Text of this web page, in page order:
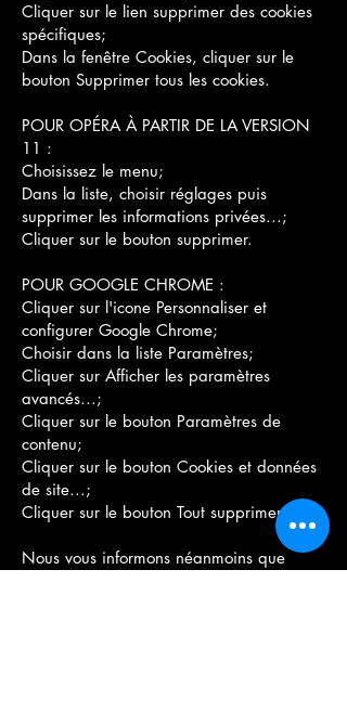
Cliquer sur le lien supprimer des cookies
spécifiques;
Dans la fenêtre Cookies, cliquer sur le
bouton Supprimer tous les cookies.
POUR OPÉRA À PARTIR DE LA VERSION
11 :
Choisissez le menu;
Dans la liste, choisir réglages puis
supprimer les informations privées...;
Cliquer sur le bouton supprimer.
POUR GOOGLE CHROME :
Cliquer sur l'icone Personnaliser et
configurer Google Chrome;
Choisir dans la liste Paramètres;
Cliquer sur Afficher les paramètres
avancés...;
Cliquer sur le bouton Paramètres de
contenu;
Cliquer sur le bouton Cookies et données
de site...;
Cliquer sur le bouton Tout supprimer.
Nous vous informons néanmoins que